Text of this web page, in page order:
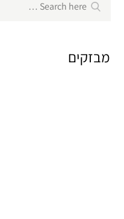
for:
Search
מבזקים